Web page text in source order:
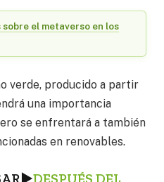
el metaverso en los
verde, producido a partir
una importancia
se enfrentará a también
en renovables.